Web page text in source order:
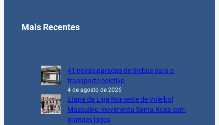
Mais Recentes
41 novas paradas de ônibus para o
transporte coletivo
4 de agosto de 2026
Etapa da Liga Noroeste de Voleibol
Masculino movimenta Santa Rosa com
grandes jogos